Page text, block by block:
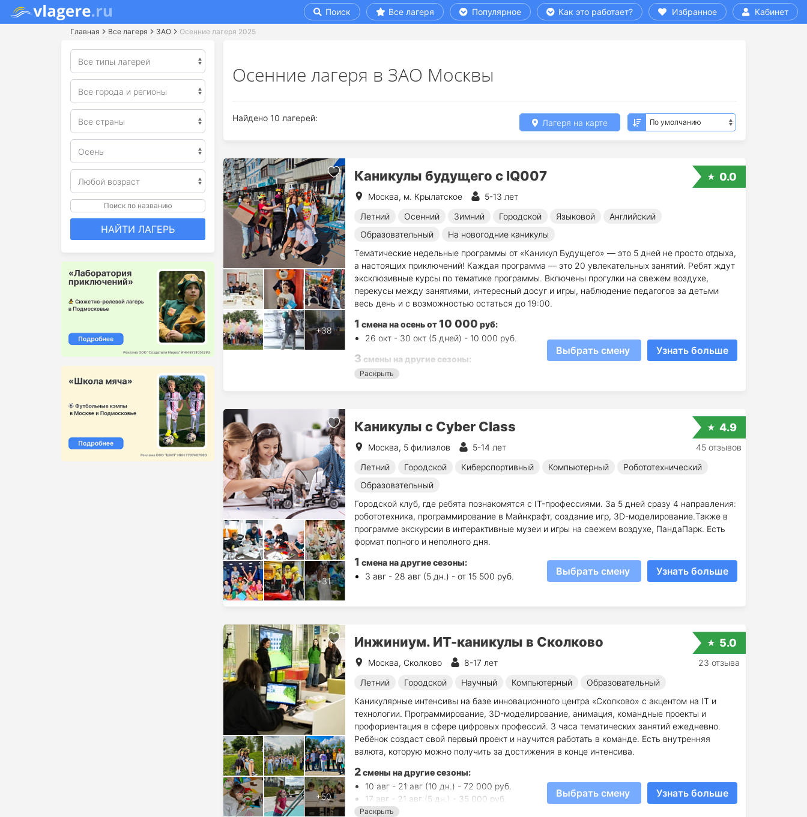
Поиск Все лагеря Популярное Как это работает? Избранное Кабинет
Главная Все лагеря ЗАО Осенние лагеря 2025
Поиск по названию
НАЙТИ ЛАГЕРЬ
Осенние лагеря в ЗАО Москвы
Найдено 10 лагерей: Лагеря на карте
Каникулы будущего с IQ007
Москва, м. Крылатское
5-13 лет
Летний
Осенний Зимний Городской Языковой
Английский
Образовательный
На новогодние каникулы
Тематические недельные программы от «Каникул Будущего» — это 5 дней не просто отдыха,
а настоящих приключений! Каждая программа — это 20 увлекательных занятий. Ребят ждут
эксклюзивные курсы по тематике программы. Включены прогулки на свежем воздухе,
перекусы между занятиями, интересный досуг и игры, наблюдение педагогов за детьми
весь день и с возможностью остаться до 19:00.
1 смена на осеньот10 000 руб:
26 окт - 30 окт (5 дней) - 10 000 руб.
3 смены на другие сезоны:
10 авг - 14 авг (5 дн.) - 18 000 руб.
Раскрыть
Выбрать смену Узнать больше
0.0
Каникулы с Cyber Class
Москва, 5 филиалов
5-14 лет
Летний
Городской Киберспортивный Компьютерный
Робототехнический
Образовательный
Городской клуб, где ребята познакомятся с IT-профессиями. За 5 дней сразу 4 направления:
робототехника, программирование в Майнкрафт, создание игр, 3D-моделирование.Также в
программе экскурсии в интерактивные музеи и игры на свежем воздухе, ПандаПарк. Есть
формат полного и неполного дня.
1 смена на другие сезоны:
3 авг - 28 авг (5 дн.) - от 15 500 руб.
Выбрать смену Узнать больше
4.9
45 отзывов
Инжиниум. ИТ-каникулы в Сколково
Москва, Сколково
8-17 лет
Летний
Городской Научный Компьютерный
Образовательный
Каникулярные интенсивы на базе инновационного центра «Сколково» с акцентом на IT и
технологии. Программирование, 3D-моделирование, анимация, командные проекты и
профориентация в сфере цифровых профессий. 3 часа тематических занятий ежедневно.
Ребёнок создаст свой первый проект и научится работать в команде. Есть внутренняя
валюта, которую можно получить за достижения в конце интенсива.
2смены на другие сезоны:
10 авг - 21 авг (10 дн.) - 72 000 руб.
17 авг - 21 авг (5 дн.) - 35 000 руб.
Раскрыть
Выбрать смену Узнать больше
5.0
23 отзыва